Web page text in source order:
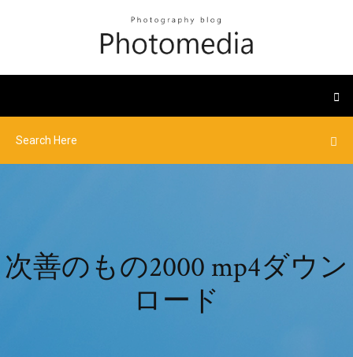
次善のもの2000 mp4ダウン
ロード